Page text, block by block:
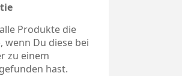
Produkte die
wenn Du diese bei
zu einem
hast.